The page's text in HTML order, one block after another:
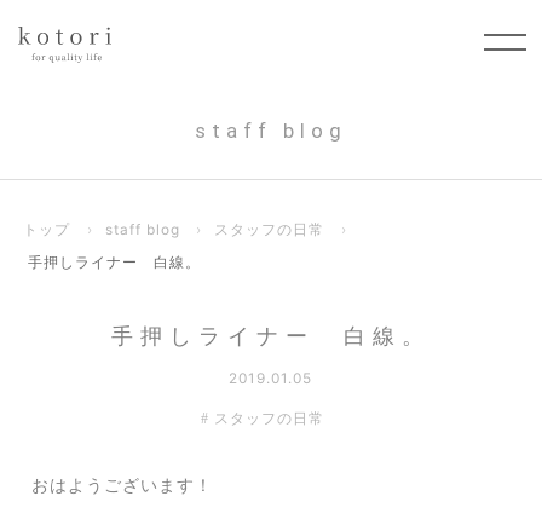
staff blog
トップ › staff blog › スタッフの日常
›
手押しライナー 白線。
手押しライナー 白線。
2019.01.05
スタッフの日常
おはようございます！